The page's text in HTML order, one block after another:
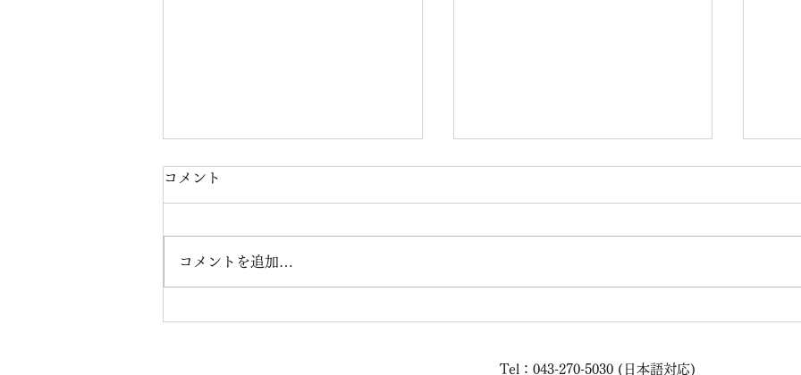
ART OF RICHARD
IGS Audio Japan設立のお知
SPL
コメント
コメントを追加…
Tel：043-270-5030 (日本語対応)